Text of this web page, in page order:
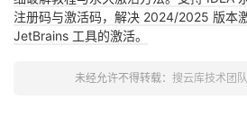
注册码与激活码，解决 2024/2025 版本
JetBrains 工具的激活。
未经允许不得转载： 搜云库技术团队